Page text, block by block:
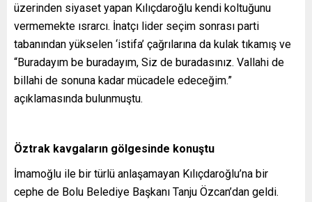
üzerinden siyaset yapan Kılıçdaroğlu kendi koltuğunu
vermemekte ısrarcı. İnatçı lider seçim sonrası parti
tabanından yükselen ‘istifa’ çağrılarına da kulak tıkamış ve
“Buradayım be buradayım, Siz de buradasınız. Vallahi de
billahi de sonuna kadar mücadele edeceğim.”
açıklamasında bulunmuştu.
Öztrak kavgaların gölgesinde konuştu
İmamoğlu ile bir türlü anlaşamayan Kılıçdaroğlu’na bir
cephe de Bolu Belediye Başkanı Tanju Özcan’dan geldi.